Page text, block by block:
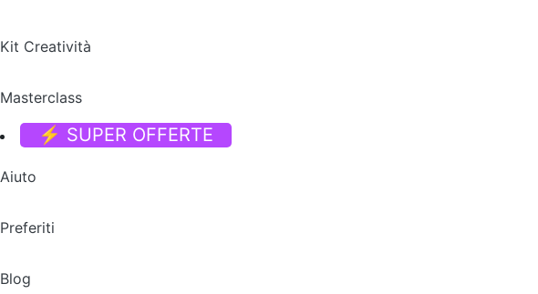
Kit Creatività
Masterclass
⚡ SUPER OFFERTE
Aiuto
Preferiti
Blog